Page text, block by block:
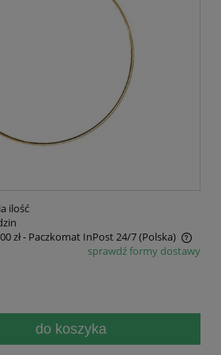
ilość
zł- Paczkomat InPost 24/7(Polska)
kosztów płatności
sprawdź formy dostawy
do koszyka